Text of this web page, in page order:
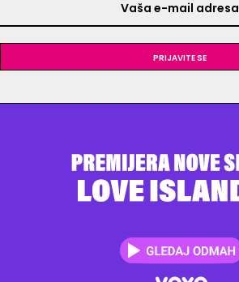
Prijavite se